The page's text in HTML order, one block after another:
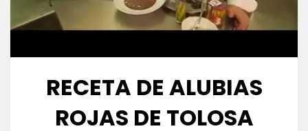
RECETA DE ALUBIAS
ROJAS DE TOLOSA